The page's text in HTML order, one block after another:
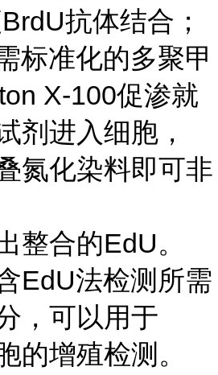
抗体结合；
标准化的多聚甲
X-100促渗就
剂进入细胞，
氮化染料即可非
整合的EdU。
EdU法检测所需
，可以用于
的增殖检测。